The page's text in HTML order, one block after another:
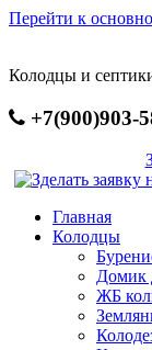
Перейти к
Колодцы и
+7(900)903-
Главная
Колодцы
Домик
ЖБ